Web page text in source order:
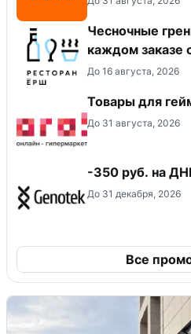
Чесночные
каждом заказе
До 16 августа, 2026
Товары для
До 31 августа, 2026
-350 руб. на
До 31 декабря, 2026
Все